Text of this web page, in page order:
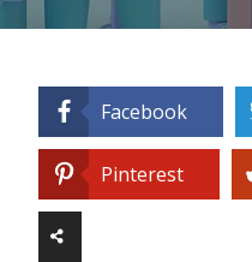
Facebook
Pinterest